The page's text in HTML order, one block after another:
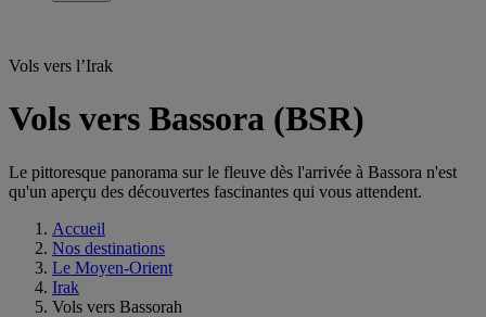
Vols vers l’Irak
Vols vers Bassora (BSR)
Le pittoresque panorama sur le fleuve dès l'arrivée à Bassora n'est
qu'un aperçu des découvertes fascinantes qui vous attendent.
Accueil
Nos destinations
Le Moyen-Orient
Irak
Vols vers Bassorah